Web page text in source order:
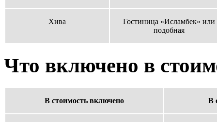
Хива
Гостиница «Исламбек» или
подобная
Что включено в
В стоимость включено В